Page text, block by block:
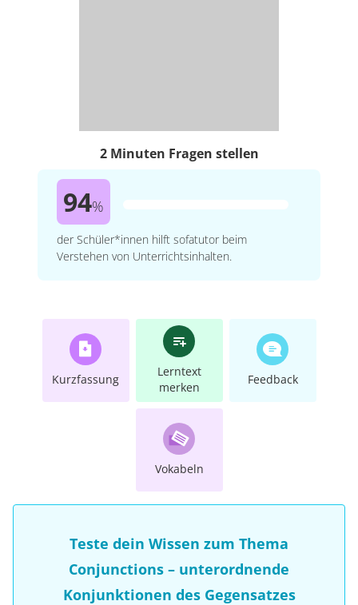
2 Minuten Fragen stellen
94%
der Schüler*innen hilft sofatutor beim
Verstehen von Unterrichtsinhalten.
Kurzfassung
Lerntext
merken
Feedback
Vokabeln
Teste dein Wissen zum Thema
Conjunctions – unterordnende
Konjunktionen des Gegensatzes